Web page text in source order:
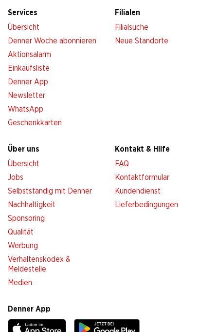
Services
Übersicht
Denner Woche abonnieren
Aktionsalarm
Einkaufsliste
Denner App
Newsletter
WhatsApp
Geschenkkarten
Filialen
Filialsuche
Neue Standorte
Über uns
Übersicht
Jobs
Selbstständig mit Denner
Nachhaltigkeit
Sponsoring
Qualität
Werbung
Verhaltenskodex &
Meldestelle
Medien
Kontakt & Hilfe
FAQ
Kontaktformular
Kundendienst
Lieferbedingungen
Denner App